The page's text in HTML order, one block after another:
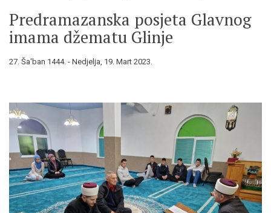
Predramazanska posjeta Glavnog
imama džematu Glinje
27. Ša'ban 1444. - Nedjelja, 19. Mart 2023.